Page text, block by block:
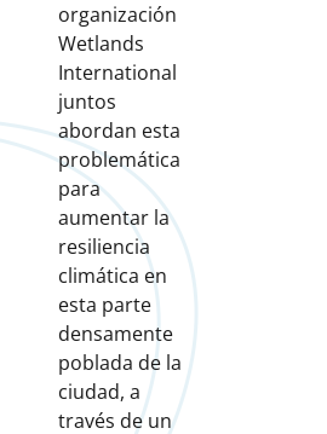
organización
Wetlands
International
juntos
abordan esta
problemática
para
aumentar la
resiliencia
climática en
esta parte
densamente
poblada de la
ciudad, a
través de un